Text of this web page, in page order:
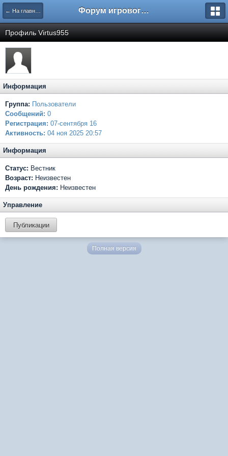
← На главную Форум игрового проекта Riverrise
Профиль Virtus955
Информация
Группа: Пользователи
Сообщений: 0
Регистрация: 07-сентября 16
Активность: 04 ноя 2025 20:57
Информация
Статус: Вестник
Возраст: Неизвестен
День рождения: Неизвестен
Управление
Публикации
Полная версия